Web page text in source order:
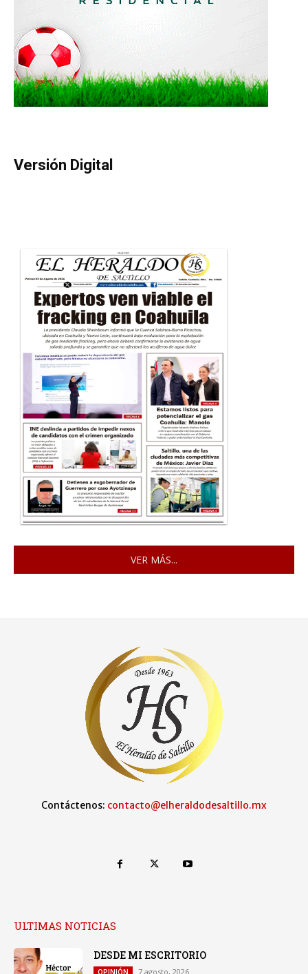
Versión Digital
VER MÁS...
Contáctenos: contacto@elheraldodesaltillo.mx
ULTIMAS NOTICIAS
DESDE MI ESCRITORIO
OPINIÓN 7 agosto, 2026